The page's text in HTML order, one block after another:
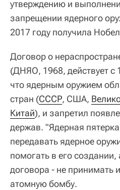
утверждению и
запрещении ядерного
2017 году получила
Договор о
(ДНЯО, 1968, действует с
что ядерным оружием
стран (СССР, США,
Китай), и запретил
держав. "Ядерная
передавать ядерное
помогать в его создании,
договора - не принимать
атомную бомбу.